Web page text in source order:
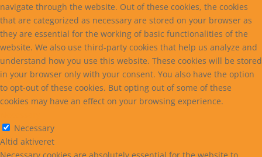
navigate through the website. Out of these cookies, the cookies
that are categorized as necessary are stored on your browser as
they are essential for the working of basic functionalities of the
website. We also use third-party cookies that help us analyze and
understand how you use this website. These cookies will be stored
in your browser only with your consent. You also have the option
to opt-out of these cookies. But opting out of some of these
cookies may have an effect on your browsing experience.
Necessary
Altid aktiveret